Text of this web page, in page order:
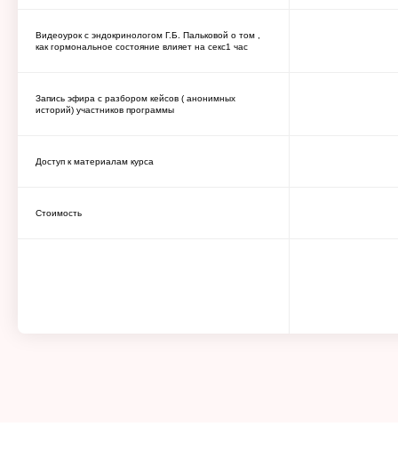
Видеоурок с эндокринологом Г.Б. Пальковой о том ,
как гормональное состояние влияет на секс1 час
Запись эфира с разбором кейсов ( анонимных
историй) участников программы
Доступ к материалам курса
Стоимость